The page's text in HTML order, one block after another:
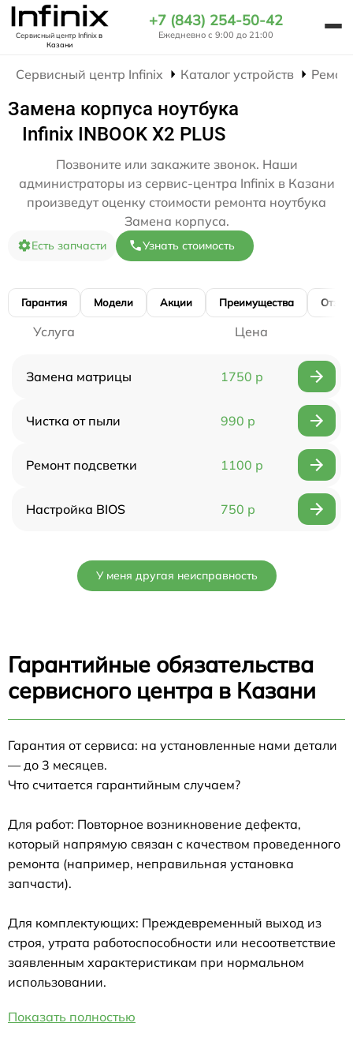
Сервисный центр Infinixв
Казани
+7 (843) 254-50-42
Ежедневно с 9:00 до 21:00
Сервисный центр Infinix Каталог устройств
Замена корпуса ноутбука
Infinix INBOOK X2 PLUS
Позвоните или закажите звонок. Наши
администраторы из сервис-центра Infinix в Казани
произведут оценку стоимости ремонта ноутбука
Замена корпуса.
Есть запчасти Узнать стоимость
Гарантия Модели Акции Преимущества
Услуга Цена
Замена матрицы 1750 р
Чистка от пыли 990 р
Ремонт подсветки 1100 р
Настройка BIOS 750 р
У меня другая неисправность
Гарантийные обязательства
сервисного центра в Казани
Гарантия от сервиса: на установленные нами детали
— до 3 месяцев.
Что считается гарантийным случаем?
Для работ: Повторное возникновение дефекта,
который напрямую связан с качеством проведенного
ремонта (например, неправильная установка
запчасти).
Для комплектующих: Преждевременный выход из
строя, утрата работоспособности или несоответствие
заявленным характеристикам при нормальном
использовании.
Показать полностью